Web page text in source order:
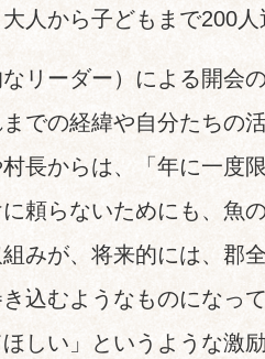
人から子どもまで200
リーダー）による開会
での経緯や自分たちの
長からは、「年に一度
頼らないためにも、魚
みが、将来的には、郡
込むようなものになっ
しい」というような激